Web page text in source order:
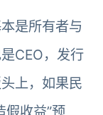
是所有者与
CEO，发行
上，如果民
假收益”预